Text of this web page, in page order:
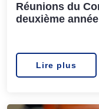
Réunions du
deuxième
Lire plus